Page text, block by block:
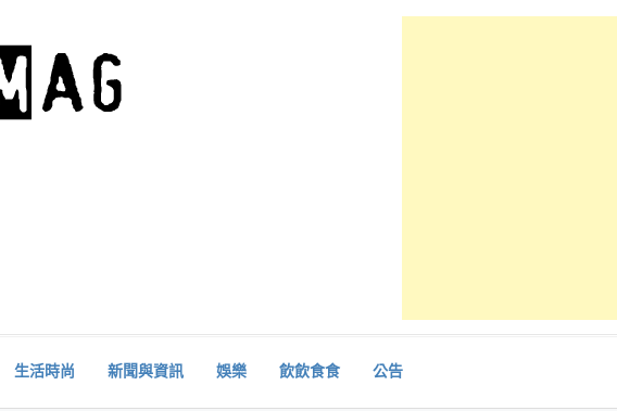
生活時尚 新聞與資訊 娛樂 飲飲食食 公告